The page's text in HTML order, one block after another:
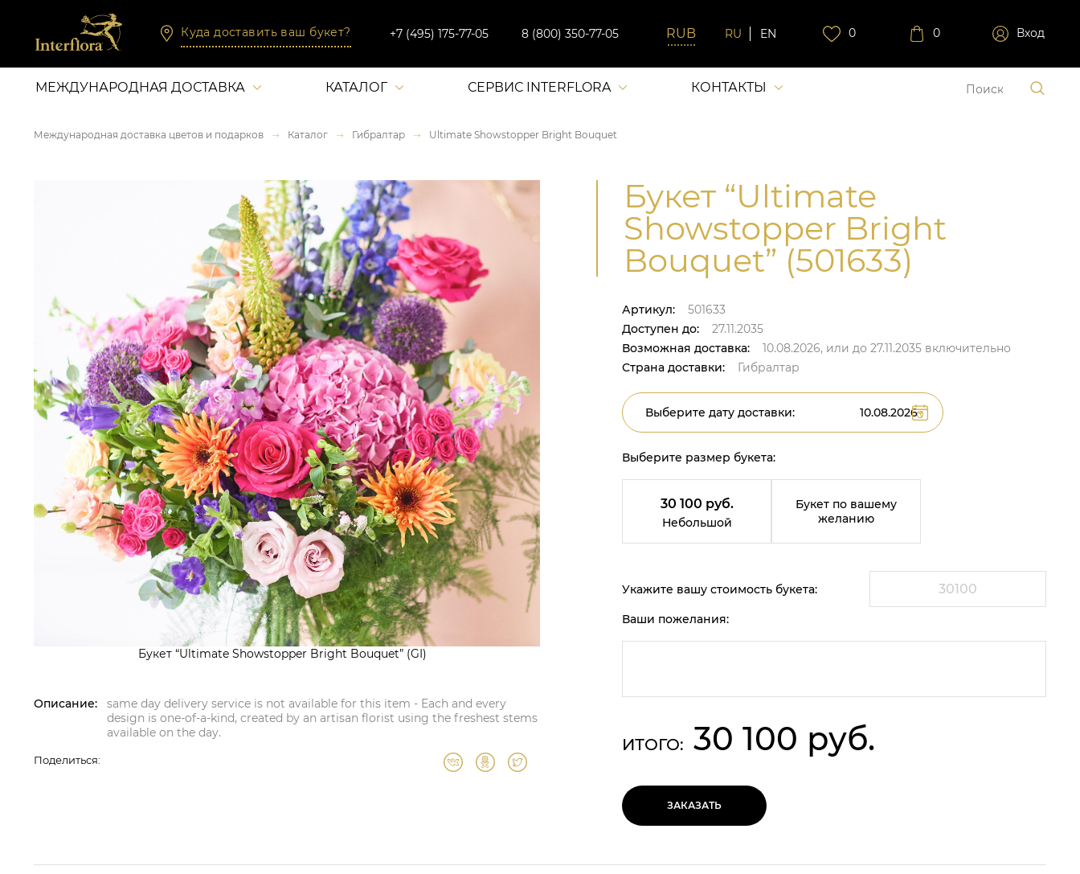
Куда доставить ваш букет? +7 (495) 175-77-05 8 (800) 350-77-05 RU EN 0 0 Вход
МЕЖДУНАРОДНАЯ ДОСТАВКА КАТАЛОГ СЕРВИС INTERFLORA КОНТАКТЫ
Международная доставка цветов и подарков Каталог Гибралтар Ultimate Showstopper Bright Bouquet
Букет “Ultimate Showstopper Bright Bouquet” (GI)
Описание:
same day delivery service is not available for this item - Each and every
design is one-of-a-kind, created by an artisan florist using the freshest stems
available on the day.
Поделиться:
Букет “Ultimate
Showstopper Bright
Bouquet” (501633)
Артикул:
501633
Доступен до:
27.11.2035
Возможная доставка:
10.08.2026, или до 27.11.2035 включительно
Страна доставки:
Гибралтар
Выберите дату доставки:
Выберите размер букета:
30 100 руб.
Небольшой
Букет по вашему
желанию
Укажите вашу стоимость букета:
Ваши пожелания:
ИТОГО: 30 100 руб.
ЗАКАЗАТЬ